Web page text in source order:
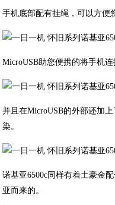
手机底部配有挂绳，可以方便
MicroUSB助您便携的将手机连
并且在MicroUSB的外部还加
染。
诺基亚6500c同样有着土豪金
亚而来的。